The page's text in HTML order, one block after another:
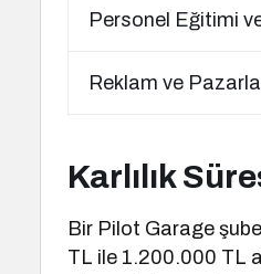
Personel Eğitimi
Reklam ve
Karlılık
Bir Pilot Garage
TL ile 1.200.000 TL